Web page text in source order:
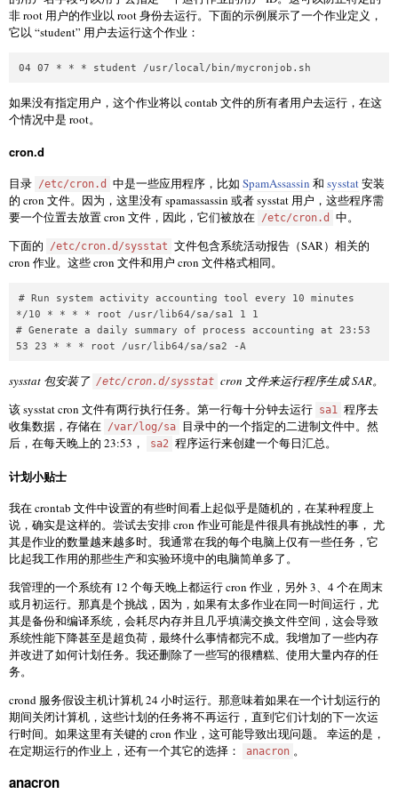
非 root 用户的作业以 root 身份去运行。下面的示例展示了一个作业定义，
它以 “student” 用户去运行这个作业：
如果没有指定用户，这个作业将以 contab 文件的所有者用户去运行，在这
个情况中是 root。
cron.d
目录 /etc/cron.d 中是一些应用程序，比如 SpamAssassin 和 sysstat安装
的 cron 文件。因为，这里没有 spamassassin 或者 sysstat 用户，这些程序需
要一个位置去放置 cron 文件，因此，它们被放在 /etc/cron.d
中。
下面的
/etc/cron.d/sysstat 文件包含系统活动报告（SAR）相关的
cron 作业。这些 cron 文件和用户 cron 文件格式相同。
# Run system activity accounting tool every 10 minutes
*/10 * * * * root /usr/lib64/sa/sa1 1 1
# Generate a daily summary of process accounting at 23:53
sysstat 包安装了 /etc/cron.d/sysstat cron 文件来运行程序生成 SAR。
该 sysstat cron 文件有两行执行任务。第一行每十分钟去运行 sa1 程序去
收集数据，存储在 /var/log/sa 目录中的一个指定的二进制文件中。然
后，在每天晚上的 23:53，
sa2 程序运行来创建一个每日汇总。
计划小贴士
我在 crontab 文件中设置的有些时间看上起似乎是随机的，在某种程度上
说，确实是这样的。尝试去安排 cron 作业可能是件很具有挑战性的事， 尤
其是作业的数量越来越多时。我通常在我的每个电脑上仅有一些任务，它
比起我工作用的那些生产和实验环境中的电脑简单多了。
我管理的一个系统有 12 个每天晚上都运行 cron 作业，另外 3、4 个在周末
或月初运行。那真是个挑战，因为，如果有太多作业在同一时间运行，尤
其是备份和编译系统，会耗尽内存并且几乎填满交换文件空间，这会导致
系统性能下降甚至是超负荷，最终什么事情都完不成。我增加了一些内存
并改进了如何计划任务。我还删除了一些写的很糟糕、使用大量内存的任
务。
crond 服务假设主机计算机 24 小时运行。那意味着如果在一个计划运行的
期间关闭计算机，这些计划的任务将不再运行，直到它们计划的下一次运
行时间。如果这里有关键的 cron 作业，这可能导致出现问题。 幸运的是，
在定期运行的作业上，还有一个其它的选择：
anacron 。
anacron